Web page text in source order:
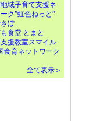
域子育て支援ネ
ク”虹色ねっと”
ぽ
食堂 とまと
援教室スマイル
食育ネットワーク
全て表示＞